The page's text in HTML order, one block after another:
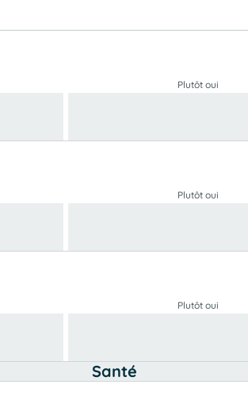
Plutôt oui
Plutôt oui
Plutôt oui
Santé